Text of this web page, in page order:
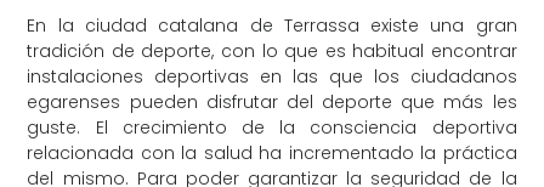
En la ciudad catalana de Terrassa existe una gran
tradición de deporte, con lo que es habitual encontrar
instalaciones deportivas en las que los ciudadanos
egarenses pueden disfrutar del deporte que más les
guste. El crecimiento de la consciencia deportiva
relacionada con la salud ha incrementado la práctica
del mismo. Para poder garantizar la seguridad de la